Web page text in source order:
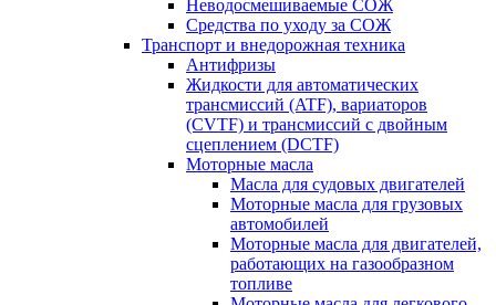
Неводосмешиваемые СОЖ
Средства по уходу за СОЖ
Транспорт и внедорожная техника
Антифризы
Жидкости для автоматических
трансмиссий (ATF), вариаторов
(CVTF) и трансмиссий с двойным
сцеплением (DCTF)
Моторные масла
Масла для судовых двигателей
Моторные масла для грузовых
автомобилей
Моторные масла для двигателей,
работающих на газообразном
топливе